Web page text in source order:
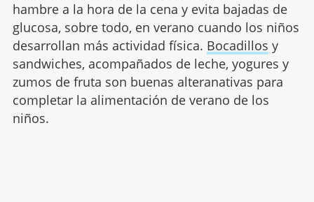
hambre a la hora de la cena y evita bajadas de
glucosa, sobre todo, en verano cuando los niños
desarrollan más actividad física. Bocadillos y
sandwiches, acompañados de leche, yogures y
zumos de fruta son buenas alteranativas para
completar la alimentación de verano de los
niños.